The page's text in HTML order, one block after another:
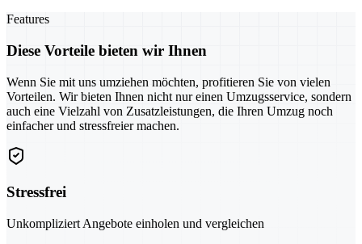
Features
Diese Vorteile bieten wir Ihnen
Wenn Sie mit uns umziehen möchten, profitieren Sie von vielen
Vorteilen. Wir bieten Ihnen nicht nur einen Umzugsservice, sondern
auch eine Vielzahl von Zusatzleistungen, die Ihren Umzug noch
einfacher und stressfreier machen.
Stressfrei
Unkompliziert Angebote einholen und vergleichen